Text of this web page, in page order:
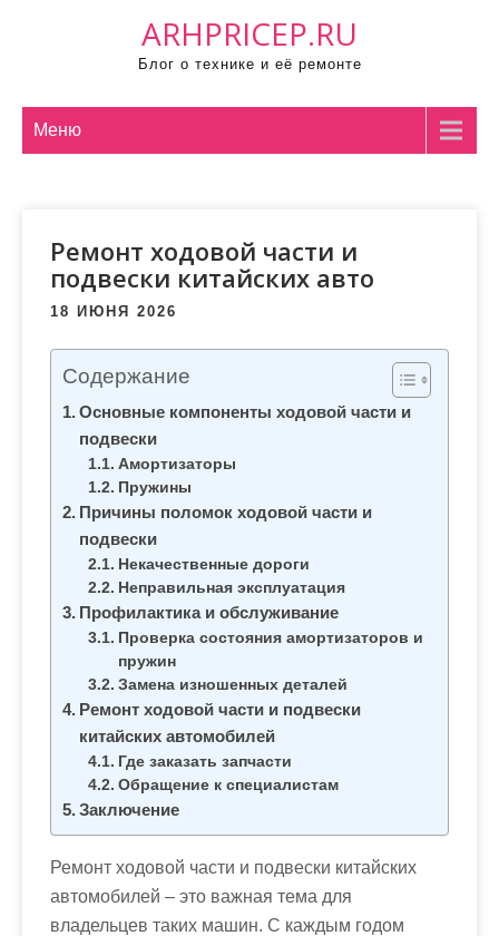
ARHPRICEP.RU
Блог о технике и её ремонте
Меню
Ремонт ходовой части и
подвески китайских авто
18 ИЮНЯ 2026
Содержание
Основные компоненты ходовой части и
подвески
Амортизаторы
Пружины
Причины поломок ходовой части и
подвески
Некачественные дороги
Неправильная эксплуатация
Профилактика и обслуживание
Проверка состояния амортизаторов и
пружин
Замена изношенных деталей
Ремонт ходовой части и подвески
китайских автомобилей
Где заказать запчасти
Обращение к специалистам
Заключение
Ремонт ходовой части и подвески китайских
автомобилей – это важная тема для
владельцев таких машин. С каждым годом